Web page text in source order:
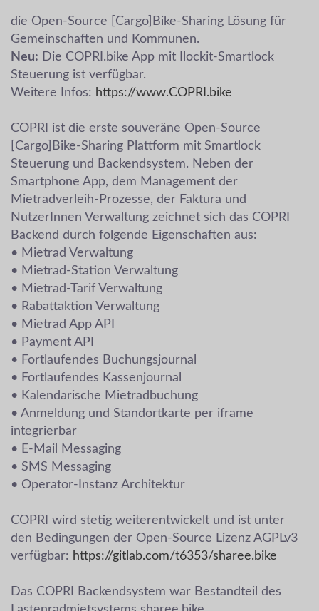
die Open-Source [Cargo]Bike-Sharing Lösung für
Gemeinschaften und Kommunen.
Neu: Die COPRI.bike App mit Ilockit-Smartlock
Steuerung ist verfügbar.
Weitere Infos: https://www.COPRI.bike
COPRI ist die erste souveräne Open-Source
[Cargo]Bike-Sharing Plattform mit Smartlock
Steuerung und Backendsystem. Neben der
Smartphone App, dem Management der
Mietradverleih-Prozesse, der Faktura und
NutzerInnen Verwaltung zeichnet sich das COPRI
Backend durch folgende Eigenschaften aus:
• Mietrad Verwaltung
• Mietrad-Station Verwaltung
• Mietrad-Tarif Verwaltung
• Rabattaktion Verwaltung
• Mietrad App API
• Payment API
• Fortlaufendes Buchungsjournal
• Fortlaufendes Kassenjournal
• Kalendarische Mietradbuchung
• Anmeldung und Standortkarte per iframe
integrierbar
• E-Mail Messaging
• SMS Messaging
• Operator-Instanz Architektur
COPRI wird stetig weiterentwickelt und ist unter
den Bedingungen der Open-Source Lizenz AGPLv3
verfügbar: https://gitlab.com/t6353/sharee.bike
Das COPRI Backendsystem war Bestandteil des